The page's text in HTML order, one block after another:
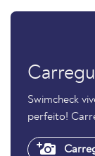
Swimcheck
perfeito!